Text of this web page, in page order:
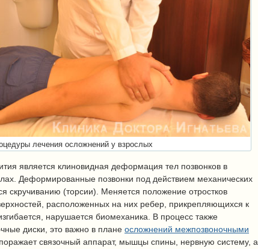
лечения осложнений у взрослых
является клиновидная деформация тел позвонков в
Деформированные позвонки под действием механических
скручиванию (торсии). Меняется положение отростков
расположенных на них ребер, прикрепляющихся к
нарушается биомеханика. В процесс также
диски, это важно в плане осложнений межпозвоночными
поражает связочный аппарат, мышцы спины, нервную систему, а